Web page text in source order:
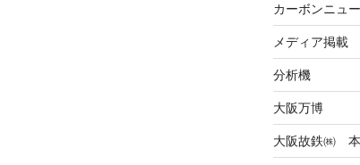
カーボンニュ
メディア掲載
分析機
大阪万博
大阪故鉄㈱